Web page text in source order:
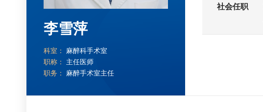
李雪萍
科室： 麻醉科手术室
职称： 主任医师
职务： 麻醉手术室主任
社会任职